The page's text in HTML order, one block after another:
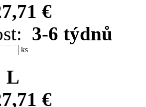
€
3-6 týdnů
ks
L
€